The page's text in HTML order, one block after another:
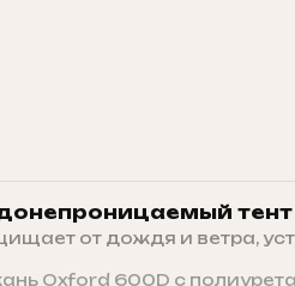
от дождя и ветра,
Oxford 600D с